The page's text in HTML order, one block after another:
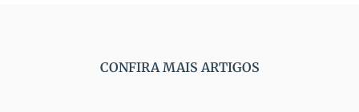
CONFIRA MAIS ARTIGOS